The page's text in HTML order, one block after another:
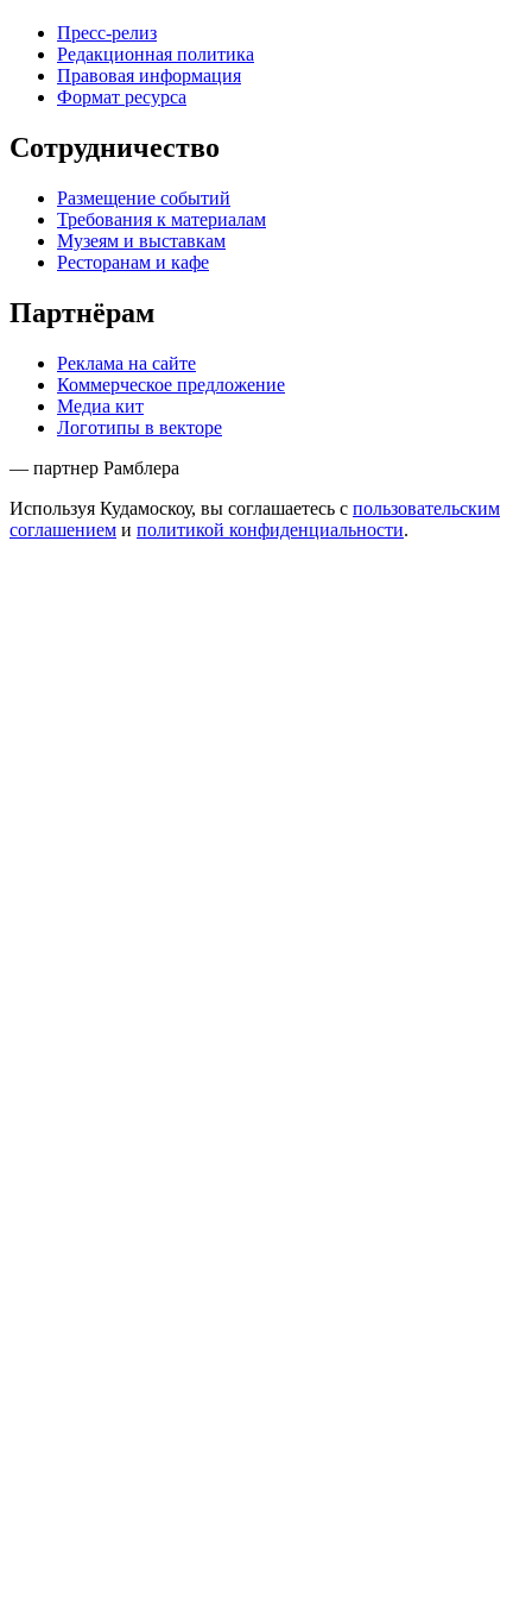
Пресс-релиз
Редакционная политика
Правовая информация
Формат ресурса
Сотрудничество
Размещение событий
Требования к материалам
Музеям и выставкам
Ресторанам и кафе
Партнёрам
Реклама на сайте
Коммерческое предложение
Медиа кит
Логотипы в векторе
— партнер Рамблера
Используя Кудамоскоу, вы соглашаетесь с пользовательским
соглашением и политикой конфиденциальности.